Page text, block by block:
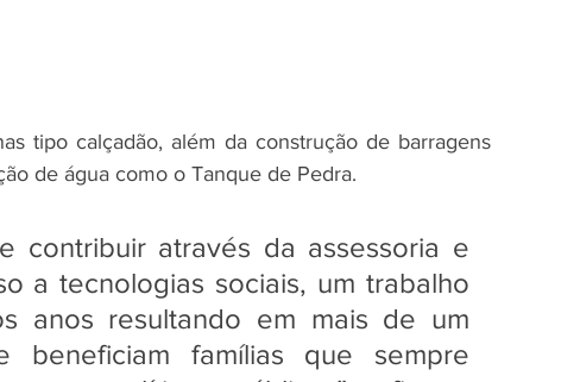
tipo calçadão, além da construção de barragens
de água como o Tanque de Pedra.
contribuir através da assessoria e
a tecnologias sociais, um trabalho
anos resultando em mais de um
famílias que sempre